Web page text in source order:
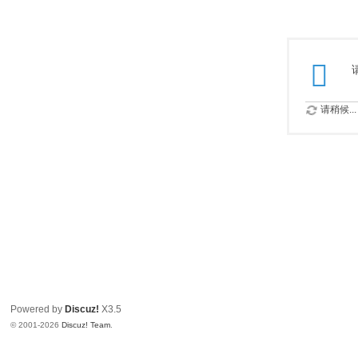
请稍候...
Powered by Discuz! X3.5
© 2001-2026Discuz! Team.